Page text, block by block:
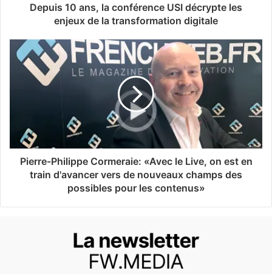
Depuis 10 ans, la conférence USI décrypte les
enjeux de la transformation digitale
Pierre-Philippe Cormeraie: «Avec le Live, on est en
train d'avancer vers de nouveaux champs des
possibles pour les contenus»